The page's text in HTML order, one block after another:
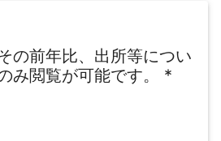
の前年比、出所等につい
み閲覧が可能です。
*